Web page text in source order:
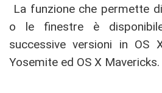
La funzione che permette
o le finestre è
successive versioni in OS
Yosemite ed OS X Mavericks.